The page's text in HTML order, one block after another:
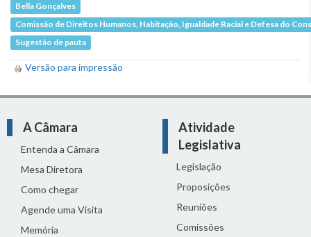
Bella Gonçalves
Comissão de Direitos Humanos, Habitação, Igualdade Racial e Defesa do
Sugestão de pauta
Versão para impressão
A Câmara
Entenda a Câmara
Mesa Diretora
Como chegar
Agende uma Visita
Memória
Atividade
Legislativa
Legislação
Proposições
Reuniões
Comissões